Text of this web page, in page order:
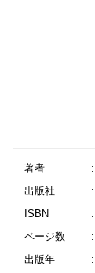
著者
出版社
ISBN
ページ数
出版年